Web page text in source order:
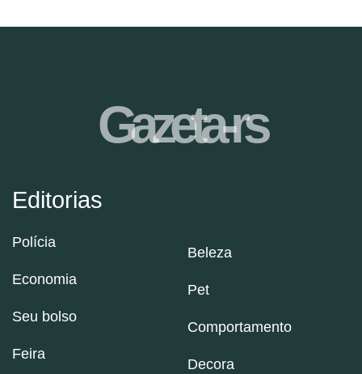
Editorias
Polícia
Economia
Seu bolso
Feira
Beleza
Pet
Comportamento
Decora
Gazeta-rs